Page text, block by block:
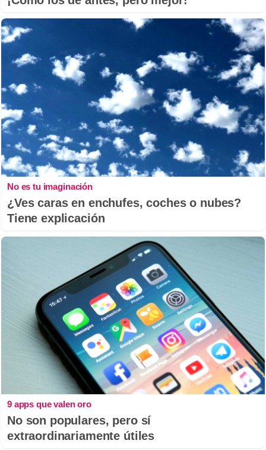
No es tu imaginación
¿Ves caras en enchufes, coches o nubes?
Tiene explicación
9 apps que valen oro
No son populares, pero sí
extraordinariamente útiles